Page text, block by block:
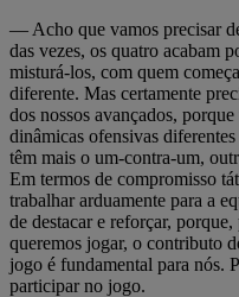
— Acho que vamos precisar
das vezes, os quatro acabam
misturá-los, com quem
diferente. Mas certamente
dos nossos avançados,
dinâmicas ofensivas
têm mais o um-contra-um,
Em termos de compromisso
trabalhar arduamente para a
de destacar e reforçar,
queremos jogar, o contributo
jogo é fundamental para nós.
participar no jogo.